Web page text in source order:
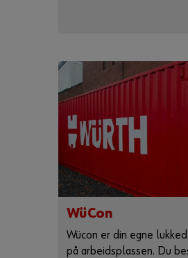
WüCon
Wücon er din egne
på arbeidsplassen. Du